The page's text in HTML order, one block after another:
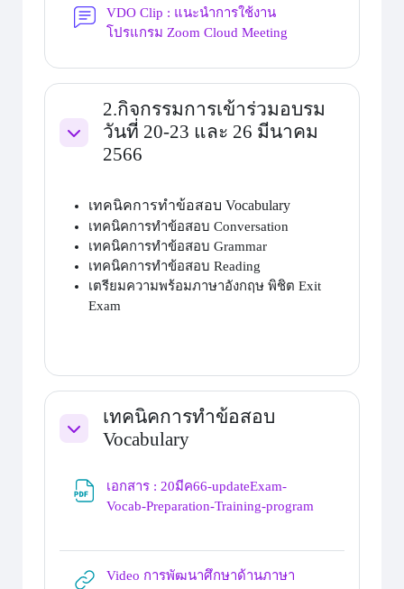
VDO Clip : แนะนำการใช้งาน
โปรแกรม Zoom Cloud Meeting
Collapse
2.กิจกรรมการเข้าร่วมอบรม
วันที่ 20-23 และ 26 มีนาคม
2566
เทคนิคการทำข้อสอบ Vocabulary
เทคนิคการทำข้อสอบ Conversation
เทคนิคการทำข้อสอบ Grammar
เทคนิคการทำข้อสอบ Reading
เตรียมความพร้อมภาษาอังกฤษ พิชิต Exit
Exam
Collapse
เทคนิคการทำข้อสอบ
Vocabulary
เอกสาร : 20มีค66-updateExam-
Vocab-Preparation-Training-program
Video การพัฒนาศึกษาด้านภาษา